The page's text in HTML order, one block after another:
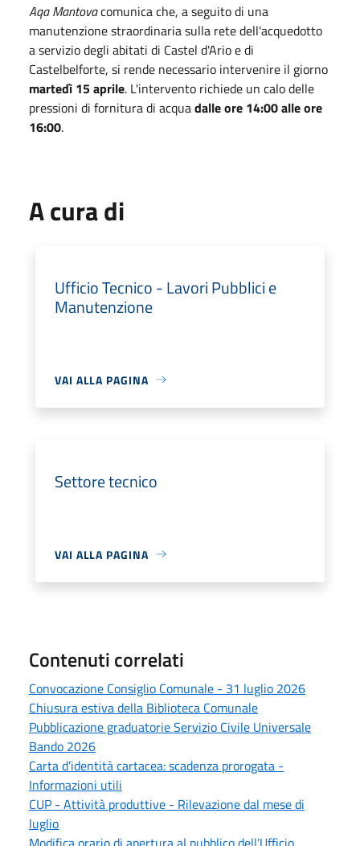
Aqa Mantovacomunica che, a seguito di una
manutenzione straordinaria sulla rete dell'acquedotto
a servizio degli abitati di Castel d'Ario e di
Castelbelforte, si rende necessario intervenire il giorno
martedì 15 aprile. L'intervento richiede un calo delle
pressioni di fornitura di acquadalle ore 14:00 alle ore
16:00.
A cura di
Ufficio Tecnico - Lavori Pubblici e
Manutenzione
VAI ALLA PAGINA
Settore tecnico
VAI ALLA PAGINA
Contenuti correlati
Convocazione Consiglio Comunale - 31 luglio 2026
Chiusura estiva della Biblioteca Comunale
Pubblicazione graduatorie Servizio Civile Universale
Bando 2026
Carta d’identità cartacea: scadenza prorogata -
Informazioni utili
CUP - Attività produttive - Rilevazione dal mese di
luglio